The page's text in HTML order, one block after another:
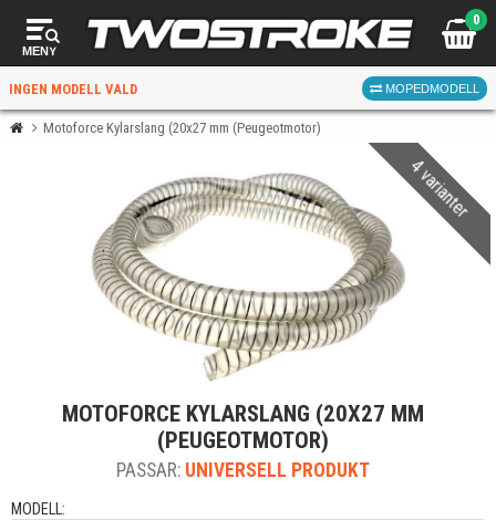
MENY
0
INGEN MODELL VALD MOPEDMODELL
VÄLJ MOPEDFÖR RÄTT DELAR
VÄLJ
När du valt kommer butiken visa delar för vald moped
och universella produkter.
Motoforce Kylarslang (20x27 mm (Peugeotmotor)
4 varianter
MOTOFORCE KYLARSLANG (20X27 MM
(PEUGEOTMOTOR)
PASSAR: UNIVERSELL PRODUKT
MODELL: